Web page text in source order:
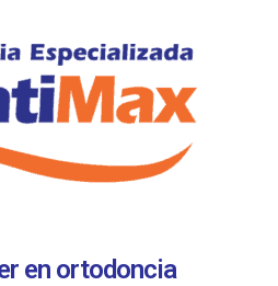
en ortodoncia